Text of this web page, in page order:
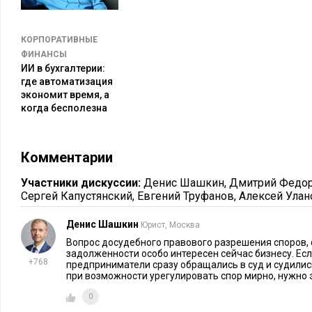
Тогда время будет работать на вас.
Соблюдение указанных рекомендаций, грамотное
отношение к вашему контрагенту позволяет быстро
КОРПОРАТИВНЫЕ
ФИНАНСЫ
ИИ в бухгалтерии:
где автоматизация
экономит время, а
когда бесполезна
Комментарии
Участники дискуссии: Денис Шашкин, Дмитрий
Сергей Капустянский, Евгений Труфанов, Алексей
+768
Денис Шашкин Юрист, Москва
Вопрос досудебного правового разрешения споров,
задолженности особо интересен сейчас бизнесу.
предприниматели сразу обращались в суд и
при возможности урегулировать спор мирно, нужно
0